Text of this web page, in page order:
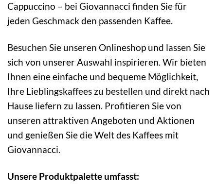
Cappuccino – bei Giovannacci finden Sie für
jeden Geschmack den passenden Kaffee.
Besuchen Sie unseren Onlineshop und lassen Sie
sich von unserer Auswahl inspirieren. Wir bieten
Ihnen eine einfache und bequeme Möglichkeit,
Ihre Lieblingskaffees zu bestellen und direkt nach
Hause liefern zu lassen. Profitieren Sie von
unseren attraktiven Angeboten und Aktionen
und genießen Sie die Welt des Kaffees mit
Giovannacci.
Unsere Produktpalette umfasst: